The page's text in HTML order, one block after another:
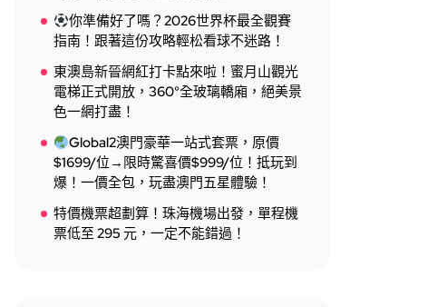
你準備好了嗎？2026世界杯最全觀賽
指南！跟著這份攻略輕松看球不迷路！
東澳島新晉網紅打卡點來啦！蜜月山觀光
電梯正式開放，360°全玻璃轎廂，絕美景
色一網打盡！
Global2澳門豪華一站式套票，原價
$1699/位→限時驚喜價$999/位！抵玩到
爆！一價全包，玩盡澳門五星體驗！
特價機票超劃算！珠海機場出發，單程機
票低至 295 元，一定不能錯過！